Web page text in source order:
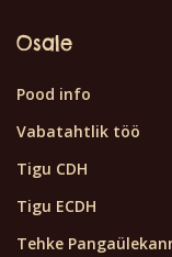
Osale
Pood info
Vabatahtlik töö
Tigu CDH
Tigu ECDH
Tehke